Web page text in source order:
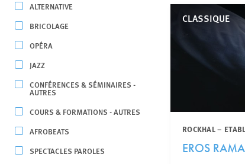
ALTERNATIVE
BRICOLAGE
OPÉRA
JAZZ
CONFÉRENCES & SÉMINAIRES -
AUTRES
COURS & FORMATIONS - AUTRES
AFROBEATS
SPECTACLES PAROLES
CLASSIQUE
ROCKHAL –
EROS